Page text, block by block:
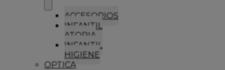
ACCESORIOS
INFANTIL
ATOPIA
INFANTIL
HIGIENE
OPTICA